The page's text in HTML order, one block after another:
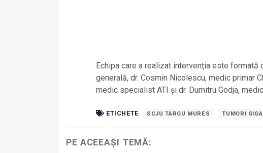
Echipa care a realizat intervenţia este formată
generală, dr. Cosmin Nicolescu, medic primar
medic specialist ATI şi dr. Dumitru Godja,
ETICHETE SCJU TARGU MURES TUMORI
PE ACEEAȘI TEMĂ: